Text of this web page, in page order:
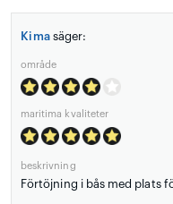
Kima säger:
område
maritima kvaliteter
beskrivning
Förtöjning i bås med plats